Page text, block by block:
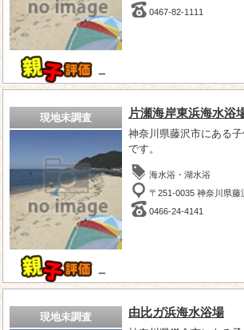
－
0467-82-1111
現地未調査
－
片瀬海岸東浜海水浴
神奈川県藤沢市にある
です。
海水浴・湖水浴
〒251-0035 神奈川県藤
0466-24-4141
現地未調査 由比ガ浜海水浴場